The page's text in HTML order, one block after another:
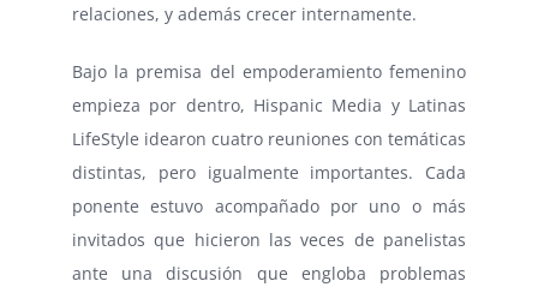
relaciones, y además crecer internamente.
Bajo la premisa del empoderamiento femenino
empieza por dentro, Hispanic Media y Latinas
LifeStyle idearon cuatro reuniones con temáticas
distintas, pero igualmente importantes. Cada
ponente estuvo acompañado por uno o más
invitados que hicieron las veces de panelistas
ante una discusión que engloba problemas